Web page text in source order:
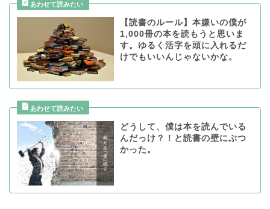
【読書のルール】本嫌いの僕が
1,000冊の本を読もうと思いま
す。ゆるく活字を頭に入れるだ
けでもいいんじゃないかな。
どうして、僕は本を読んでいる
んだっけ？！と読書の壁にぶつ
かった。